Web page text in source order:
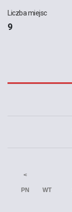
Liczba miejsc
9
<
PN WT